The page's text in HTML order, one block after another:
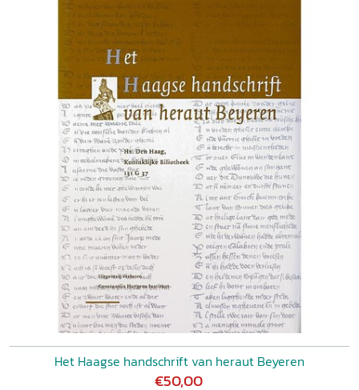
Het Haagse handschrift van heraut Beyeren
€50,00